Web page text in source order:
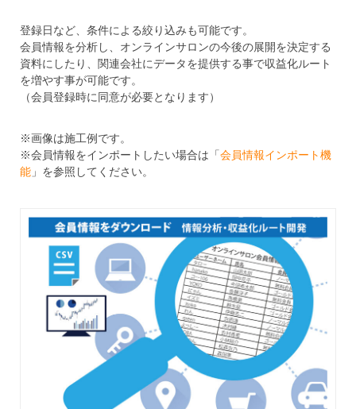
登録日など、条件による絞り込みも可能です。
会員情報を分析し、オンラインサロンの今後の展開を決定する
資料にしたり、関連会社にデータを提供する事で収益化ルート
を増やす事が可能です。
（会員登録時に同意が必要となります）
※画像は施工例です。
※会員情報をインポートしたい場合は「会員情報インポート機
能」を参照してください。